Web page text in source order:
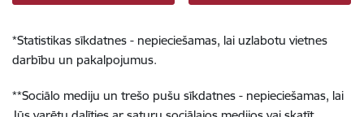
*Statistikas sīkdatnes - nepieciešamas, lai uzlabotu vietnes
darbību un pakalpojumus.
**Sociālo mediju un trešo pušu sīkdatnes - nepieciešamas, lai